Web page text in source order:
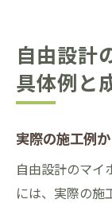
自由設計
具体例と
実際の施工例
自由設計のマイ
には、実際の施